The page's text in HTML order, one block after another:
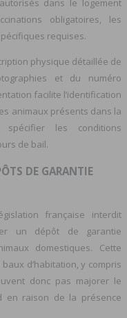
obligatoires, les
requises.
physique détaillée de
et du numéro
facilite l’identification
animaux présents dans la
spécifier les conditions
de bail.
DE GARANTIE
française interdit
un dépôt de garantie
domestiques. Cette
d’habitation, y compris
donc pas majorer le
en raison de la présence